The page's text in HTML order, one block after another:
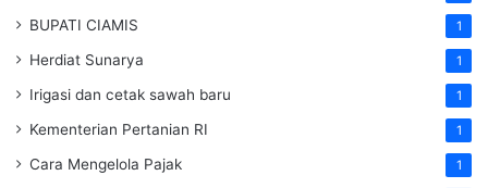
BUPATI CIAMIS 1
Herdiat Sunarya 1
Irigasi dan cetak sawah baru 1
Kementerian Pertanian RI 1
Cara Mengelola Pajak 1